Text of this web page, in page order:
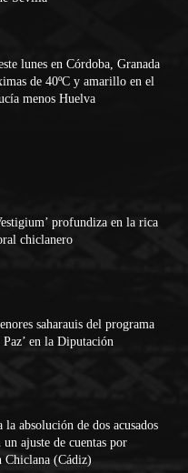
lunes en Córdoba, Granada
de 40ºC y amarillo en el
menos Huelva
profundiza en la rica
chiclanero
saharauis del programa
Paz’ en la Diputación
absolución de dos acusados
un ajuste de cuentas por
Chiclana (Cádiz)